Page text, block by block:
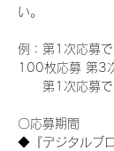
い。
例：第1次応募
100枚応募 第3
第1次応募で
〇応募期間
◆『デジタルブ